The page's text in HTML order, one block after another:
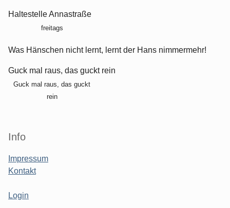
Haltestelle Annastraße
freitags
Was Hänschen nicht lernt, lernt der Hans nimmermehr!
Guck mal raus, das guckt rein
Guck mal raus, das guckt
rein
Info
Impressum
Kontakt
Login